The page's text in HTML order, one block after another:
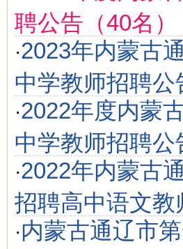
聘公告（40名）
·2023年内蒙古
中学教师招聘公
·2022年度内蒙
中学教师招聘公
·2022年内蒙古
招聘高中语文教
·内蒙古通辽市